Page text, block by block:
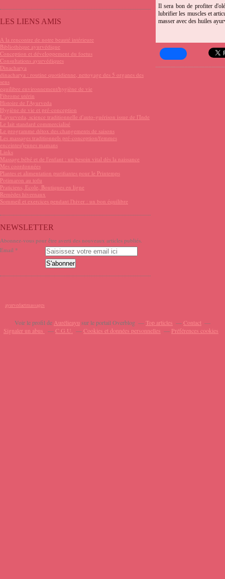
LES LIENS AMIS
A la rencontre de notre beauté intérieure
Bibliothèque ayurvédique
Conception et développement du foetus
Consultations ayurvédiques
Dinacharya
dinacharya : routine quotidienne, nettoyage des 5 organes des
sens
equilibre environnement/hygiène de vie
Fibrome utérin
Histoire de l'Ayurveda
Hygiène de vie et pré-conception
L'ayurveda, science traditionnelle d'auto-guérison issue de l'Inde
Le lait standard commercialisé
Le programme détox des changements de saisons
Les massages traditionnels pré-conception/femmes
enceintes/jeunes mamans
Links
Massage bébé et de l'enfant : un besoin vital dès la naissance
Mes coordonnées
Plantes et alimentation purifiantes pour le Printemps
Potimaron au tofu
Praticiens, Ecole, Boutiques en ligne
Remèdes hivernaux
Sommeil et exercices pendant l'hiver : un bon équilibre
NEWSLETTER
Abonnez-vous pour être averti des nouveaux articles publiés.
Email
Il sera bon de profiter
lubrifier les muscles et
masser avec des huiles
ayurvedaetmassages
Voir le profil de Aurélieayu sur le portail Overblog Top articles
Contact
Signaler un abus
C.G.U. Cookies et données personnelles Préférences cookies